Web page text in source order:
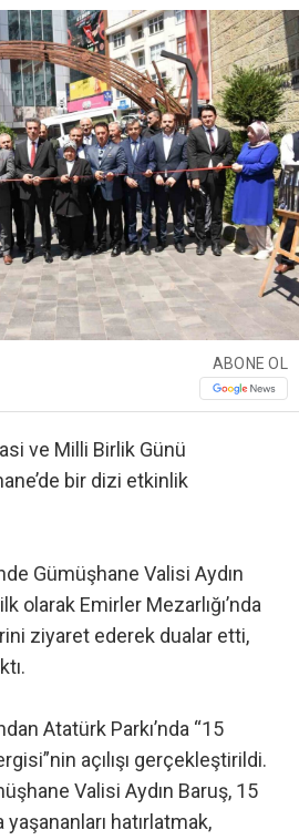
ABONE OL
ve Milli Birlik Günü
bir dizi etkinlik
Gümüşhane Valisi Aydın
olarak Emirler Mezarlığı’nda
ziyaret ederek dualar etti,
Atatürk Parkı’nda “15
açılışı gerçekleştirildi.
Valisi Aydın Baruş, 15
yaşananları hatırlatmak,